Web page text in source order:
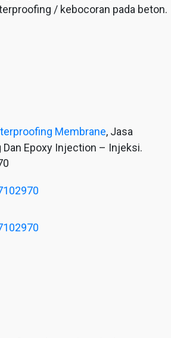
/ kebocoran pada beton.
Membrane, Jasa
Epoxy Injection – Injeksi.